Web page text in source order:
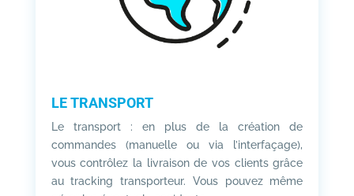
LE TRANSPORT
Le transport : en plus de la création de
commandes (manuelle ou via l’interfaçage),
vous contrôlez la livraison de vos clients grâce
au tracking transporteur. Vous pouvez même